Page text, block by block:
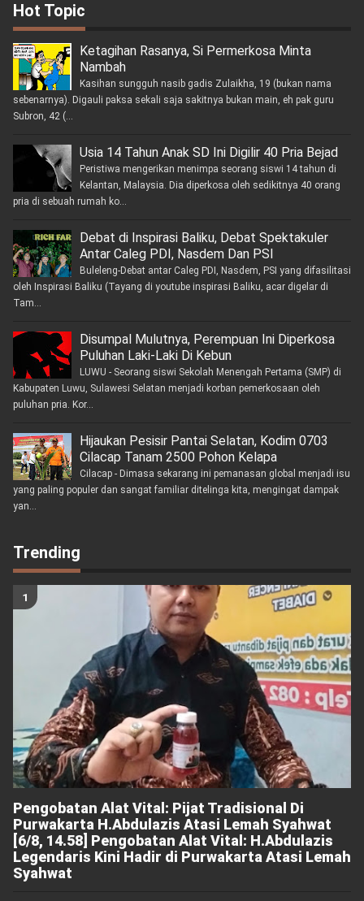
Hot Topic
Ketagihan Rasanya, Si Permerkosa Minta
Nambah
Kasihan sungguh nasib gadis Zulaikha, 19 (bukan nama
sebenarnya). Digauli paksa sekali saja sakitnya bukan main, eh pak guru
Subron, 42 (...
Usia 14 Tahun Anak SD Ini Digilir 40 Pria Bejad
Peristiwa mengerikan menimpa seorang siswi 14 tahun di
Kelantan, Malaysia. Dia diperkosa oleh sedikitnya 40 orang
pria di sebuah rumah ko...
Debat di Inspirasi Baliku, Debat Spektakuler
Antar Caleg PDI, Nasdem Dan PSI
Buleleng-Debat antar Caleg PDI, Nasdem, PSI yang difasilitasi
oleh Inspirasi Baliku (Tayang di youtube inspirasi Baliku, acar digelar di
Tam...
Disumpal Mulutnya, Perempuan Ini Diperkosa
Puluhan Laki-Laki Di Kebun
LUWU - Seorang siswi Sekolah Menengah Pertama (SMP) di
Kabupaten Luwu, Sulawesi Selatan menjadi korban pemerkosaan oleh
puluhan pria. Kor...
Hijaukan Pesisir Pantai Selatan, Kodim 0703
Cilacap Tanam 2500 Pohon Kelapa
Cilacap - Dimasa sekarang ini pemanasan global menjadi isu
yang paling populer dan sangat familiar ditelinga kita, mengingat dampak
yan...
Trending
Pengobatan Alat Vital: Pijat Tradisional Di
Purwakarta H.Abdulazis Atasi Lemah Syahwat
[6/8, 14.58] Pengobatan Alat Vital: H.Abdulazis
Legendaris Kini Hadir di Purwakarta Atasi Lemah
Syahwat